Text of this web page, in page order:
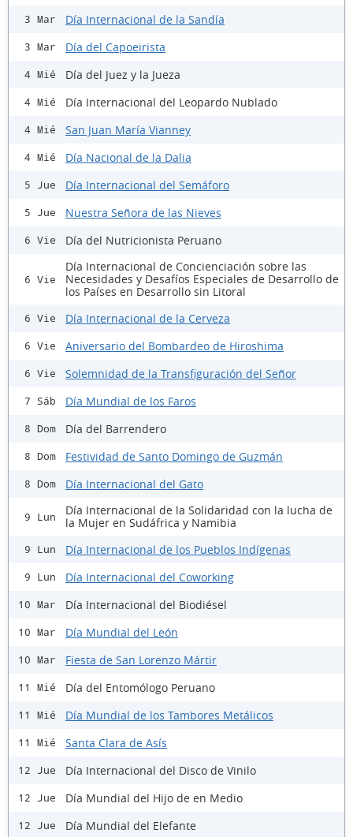
3 Mar Día Internacional de la Sandía
3 Mar Día del Capoeirista
4 Mié Día del Juez y la Jueza
4 Mié Día Internacional del Leopardo Nublado
4 Mié San Juan María Vianney
4 Mié Día Nacional de la Dalia
5 Jue Día Internacional del Semáforo
5 Jue Nuestra Señora de las Nieves
6 Vie Día del Nutricionista Peruano
6 Vie
Día Internacional de Concienciación sobre las
Necesidades y Desafíos Especiales de Desarrollo de
los Países en Desarrollo sin Litoral
6 Vie Día Internacional de la Cerveza
6 Vie Aniversario del Bombardeo de Hiroshima
6 Vie Solemnidad de la Transfiguración del Señor
7 Sáb Día Mundial de los Faros
8 Dom Día del Barrendero
8 Dom Festividad de Santo Domingo de Guzmán
8 Dom Día Internacional del Gato
9 Lun
Día Internacional de la Solidaridad con la lucha de
la Mujer en Sudáfrica y Namibia
9 Lun Día Internacional de los Pueblos Indígenas
9 Lun Día Internacional del Coworking
10 Mar Día Internacional del Biodiésel
10 Mar Día Mundial del León
10 Mar Fiesta de San Lorenzo Mártir
11 Mié Día del Entomólogo Peruano
11 Mié Día Mundial de los Tambores Metálicos
11 Mié Santa Clara de Asís
12 Jue Día Internacional del Disco de Vinilo
12 Jue Día Mundial del Hijo de en Medio
12 Jue Día Mundial del Elefante